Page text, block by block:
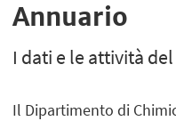
Annuario
I dati e le attività
Il Dipartimento di